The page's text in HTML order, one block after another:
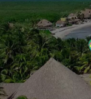
Перейти
до
вмісту